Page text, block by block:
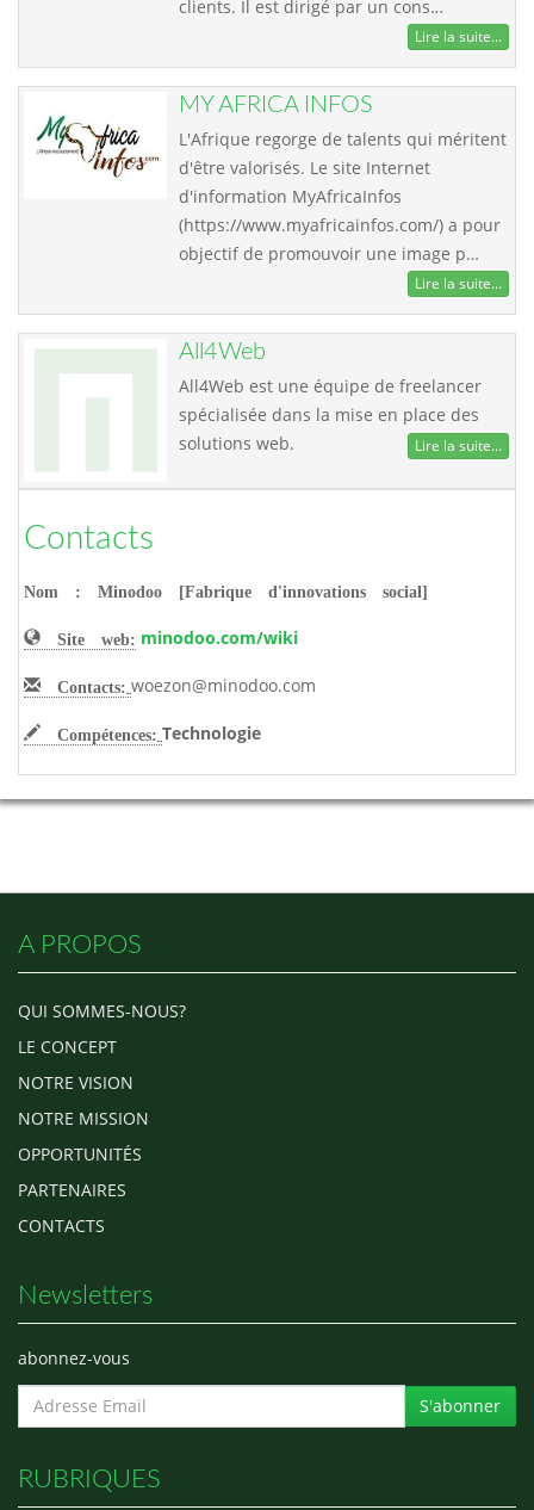
clients. Il est dirigé par un cons…
Lire la suite...
MY AFRICA INFOS
L'Afrique regorge de talents qui méritent
d'être valorisés. Le site Internet
d'information MyAfricaInfos
(https://www.myafricainfos.com/) a pour
objectif de promouvoir une image p…
Lire la suite...
All4Web
All4Web est une équipe de freelancer
spécialisée dans la mise en place des
solutions web.
Lire la suite...
Contacts
Nom : Minodoo [Fabrique d'innovations social]
Site web: minodoo.com/wiki
Contacts: woezon@minodoo.com
Compétences: Technologie
A PROPOS
QUI SOMMES-NOUS?
LE CONCEPT
NOTRE VISION
NOTRE MISSION
OPPORTUNITÉS
PARTENAIRES
CONTACTS
Newsletters
abonnez-vous
S'abonner
RUBRIQUES